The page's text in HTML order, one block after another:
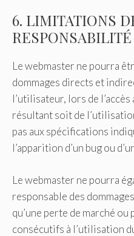
6. LIMITATIONS
RESPONSABILITÉ
Le webmaster ne pourra
dommages directs et
l’utilisateur, lors de
résultant soit de
pas aux spécifications
l’apparition d’un bug ou
Le webmaster ne pourra
responsable des
qu’une perte de marché ou
consécutifs à l’utilisation